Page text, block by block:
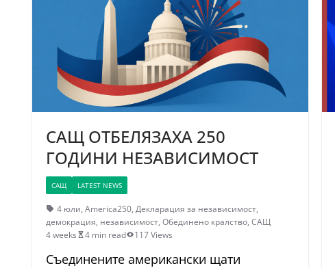
САЩ ОТБЕЛЯЗАХА 250
ГОДИНИ НЕЗАВИСИМОСТ
САЩ LATEST NEWS
4 юли, America250, Декларация за независимост,
демокрация, независимост, Обединено кралство, САЩ
4 weeks
4 min read 117 Views
Съединените американски щати